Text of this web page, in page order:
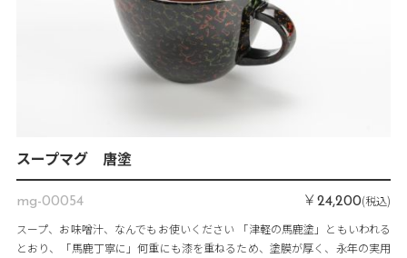
スープマグ 唐塗
mg-00054 ￥24,200(税込)
スープ、お味噌汁、なんでもお使いください 「津軽の馬鹿塗」ともいわれる
とおり、「馬鹿丁寧に」何重にも漆を重ねるため、塗膜が厚く、永年の実用